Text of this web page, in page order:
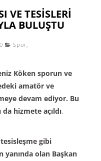
VE TESISLERI
BULUŞTU
0 Spor,
Köken sporun ve
amatör ve
devam ediyor. Bu
hizmete açıldı.
gibi
olan Başkan